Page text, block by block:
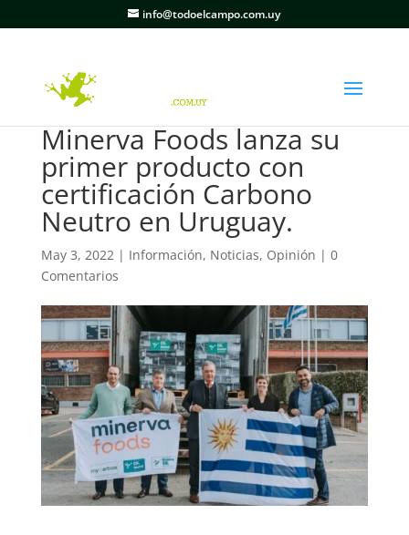
info@todoelcampo.com.uy
Minerva Foods lanza su
primer producto con
certificación Carbono
Neutro en Uruguay.
May 3, 2022| Información, Noticias, Opinión | 0
Comentarios